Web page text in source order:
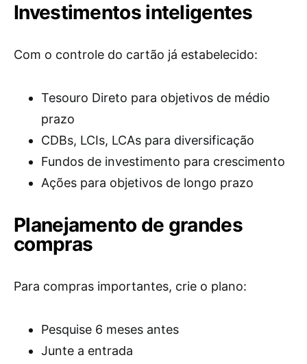
Investimentos inteligentes
Com o controle do cartão já estabelecido:
Tesouro Direto para objetivos de médio
prazo
CDBs, LCIs, LCAs para diversificação
Fundos de investimento para crescimento
Ações para objetivos de longo prazo
Planejamento de grandes
compras
Para compras importantes, crie o plano:
Pesquise 6 meses antes
Junte a entrada